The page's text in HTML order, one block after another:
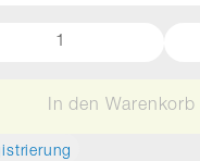
In den Warenkorb